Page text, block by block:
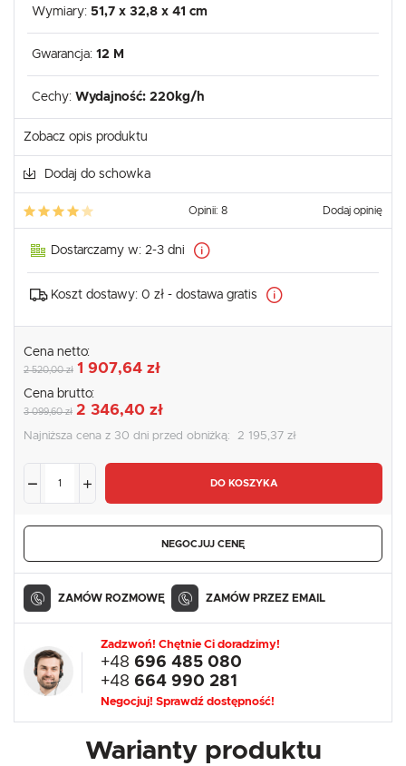
Wymiary: 51,7 x 32,8 x 41 cm
Gwarancja: 12 M
Cechy: Wydajność: 220kg/h
Zobacz opis produktu
Dodaj do schowka
Opinii: 8 Dodaj opinię
Dostarczamy w: 2-3 dni
Koszt dostawy: 0 zł - dostawa gratis
Cena netto:
2 520,00 zł 1 907,64 zł
Cena brutto:
3 099,60 zł 2 346,40 zł
Najniższa cena z 30 dni przed obniżką: 2 195,37 zł
DO KOSZYKA
NEGOCJUJ CENĘ
ZAMÓW ROZMOWĘ ZAMÓW PRZEZ EMAIL
Zadzwoń! Chętnie Ci doradzimy!
+48 696 485 080
+48 664 990 281
Negocjuj! Sprawdź dostępność!
Warianty produktu